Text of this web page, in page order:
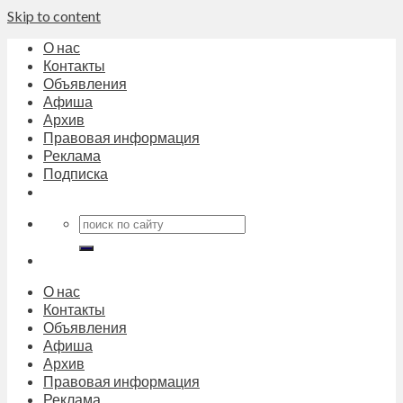
Skip to content
О нас
Контакты
Объявления
Афиша
Архив
Правовая информация
Реклама
Подписка
О нас
Контакты
Объявления
Афиша
Архив
Правовая информация
Реклама